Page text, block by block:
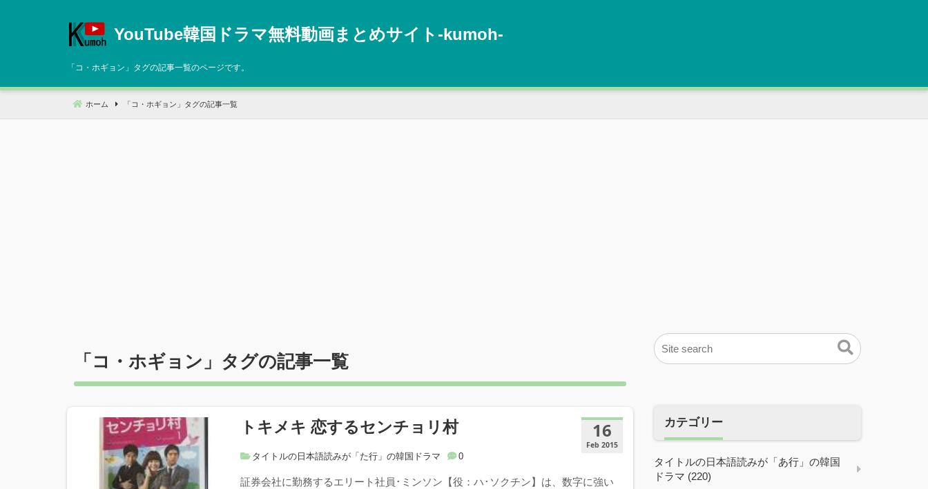
へ
動
YouTube韓国ドラマ無料動画まとめサイト‐kumoh‐
「 コ・ホギョン 」タグの記事一覧のページです。
ホーム 「 コ・ホギョン 」タグの記事一覧
「 コ・ホギョン 」タグの記事一覧
16
Feb 2015
トキメキ 恋するセンチョリ村
タイトルの日本語読みが「た行」の韓国ドラマ 0
証券会社に勤務するエリート社員･ミンソン【役：ハ･ソクチン】は、数字に強い
カテゴリー
タイトルの日本語読みが「あ行」の韓国
ドラマ (220)